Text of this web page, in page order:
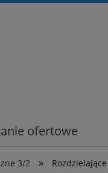
ofertowe
3/2 »